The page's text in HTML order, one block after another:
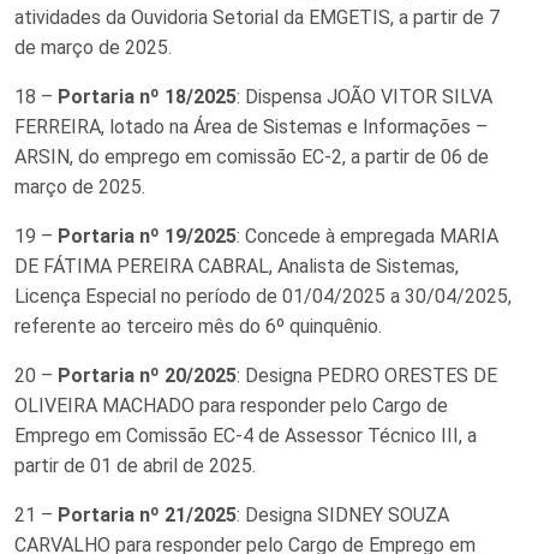
atividades da Ouvidoria Setorial da EMGETIS, a partir de 7
de março de 2025.
18 – Portaria nº 18/2025: Dispensa JOÃO VITOR SILVA
FERREIRA, lotado na Área de Sistemas e Informações –
ARSIN, do emprego em comissão EC-2, a partir de 06 de
março de 2025.
19 – Portaria nº 19/2025: Concede à empregada MARIA
DE FÁTIMA PEREIRA CABRAL, Analista de Sistemas,
Licença Especial no período de 01/04/2025 a 30/04/2025,
referente ao terceiro mês do 6º quinquênio.
20 – Portaria nº 20/2025: Designa PEDRO ORESTES DE
OLIVEIRA MACHADO para responder pelo Cargo de
Emprego em Comissão EC-4 de Assessor Técnico III, a
partir de 01 de abril de 2025.
21 – Portaria nº 21/2025: Designa SIDNEY SOUZA
CARVALHO para responder pelo Cargo de Emprego em